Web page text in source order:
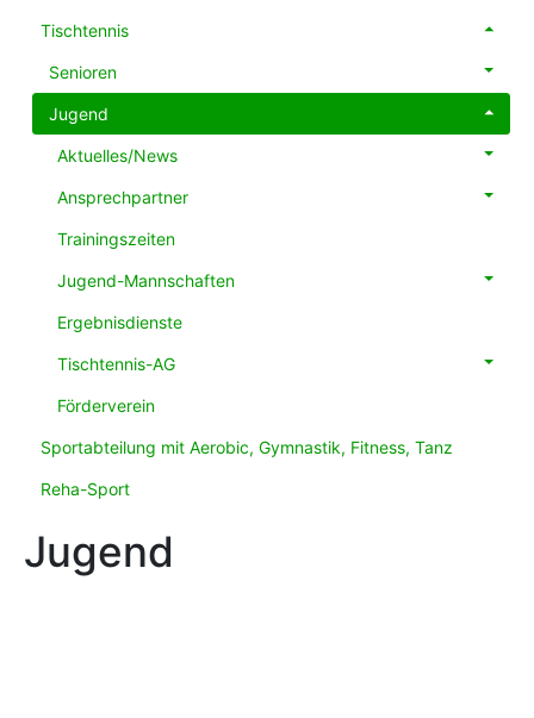
Tischtennis
Senioren
Jugend
Aktuelles/News
Ansprechpartner
Trainingszeiten
Jugend-Mannschaften
Ergebnisdienste
Tischtennis-AG
Förderverein
Sportabteilung mit Aerobic, Gymnastik, Fitness, Tanz
Reha-Sport
Jugend